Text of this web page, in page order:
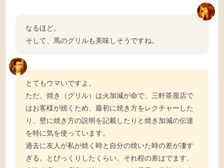
なるほど。
そして、馬のグリルも美味しそうですね。
とてもウマいですよ。
ただ、焼き（グリル）は火加減が命で、三軒茶屋店で
はお客様が焼くため、最初に焼き方をレクチャーした
り、壁に焼き方の説明を記載したりと焼き加減の伝達
を特に気を使っています。
過去に友人が私が焼く時と自分の焼いた時の差が凄す
ぎる。とびっくりしたくらい。それ程の差はでます。